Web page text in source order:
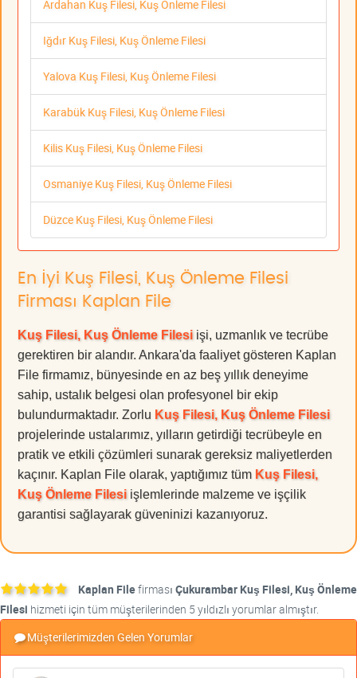
Ardahan Kuş Filesi, Kuş Önleme Filesi
Iğdır Kuş Filesi, Kuş Önleme Filesi
Yalova Kuş Filesi, Kuş Önleme Filesi
Karabük Kuş Filesi, Kuş Önleme Filesi
Kilis Kuş Filesi, Kuş Önleme Filesi
Osmaniye Kuş Filesi, Kuş Önleme Filesi
Düzce Kuş Filesi, Kuş Önleme Filesi
En İyi Kuş Filesi, Kuş Önleme Filesi
Firması Kaplan File
Kuş Filesi, Kuş Önleme Filesi işi, uzmanlık ve tecrübe
gerektiren bir alandır. Ankara'da faaliyet gösteren Kaplan
File firmamız, bünyesinde en az beş yıllık deneyime
sahip, ustalık belgesi olan profesyonel bir ekip
bulundurmaktadır. Zorlu Kuş Filesi, Kuş Önleme Filesi
projelerinde ustalarımız, yılların getirdiği tecrübeyle en
pratik ve etkili çözümleri sunarak gereksiz maliyetlerden
kaçınır. Kaplan File olarak, yaptığımız tüm Kuş Filesi,
Kuş Önleme Filesi işlemlerinde malzeme ve işçilik
garantisi sağlayarak güveninizi kazanıyoruz.
Kaplan Filefirması Çukurambar Kuş Filesi, Kuş Önleme
Filesi hizmeti için tüm müşterilerinden 5 yıldızlı yorumlar almıştır.
Müşterilerimizden Gelen Yorumlar